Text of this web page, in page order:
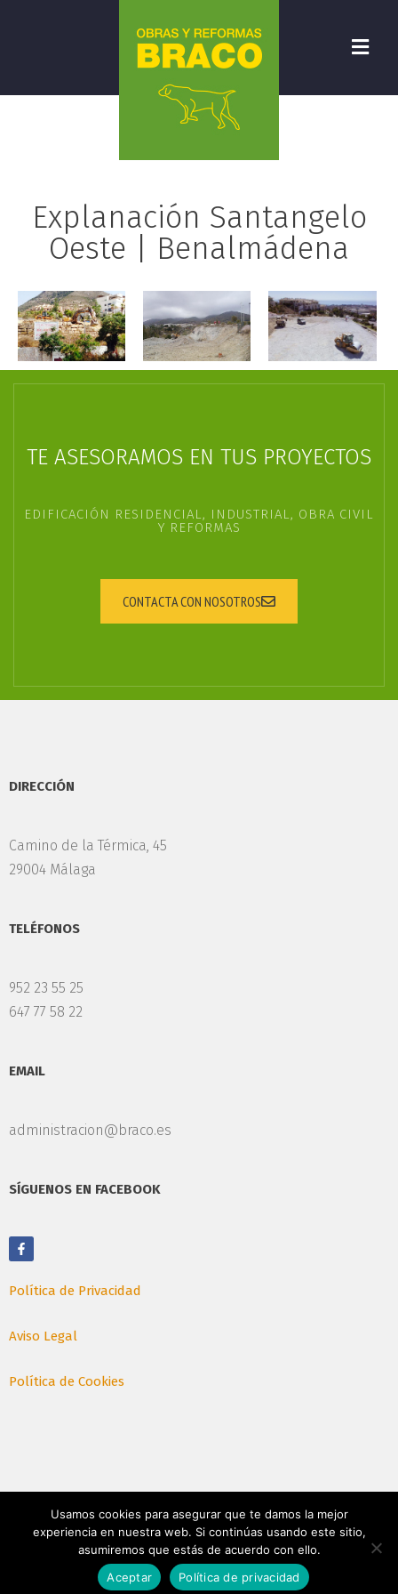
Explanación Santangelo
Oeste | Benalmádena
TE ASESORAMOS EN TUS PROYECTOS
EDIFICACIÓN RESIDENCIAL, INDUSTRIAL, OBRA CIVIL
Y REFORMAS
CONTACTA CON NOSOTROS
DIRECCIÓN
Camino de la Térmica, 45
29004 Málaga
TELÉFONOS
952 23 55 25
647 77 58 22
EMAIL
administracion@braco.es
SÍGUENOS EN FACEBOOK
Política de Privacidad
Aviso Legal
Política de Cookies
© Julio 2026. Todos los derechos reservados, Braco SL.
Usamos cookies para asegurar que te damos la mejor
experiencia en nuestra web. Si continúas usando este sitio,
asumiremos que estás de acuerdo con ello.
Aceptar
Política de privacidad